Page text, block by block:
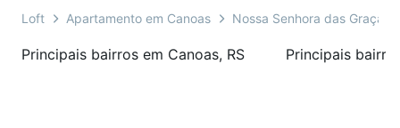
Loft Apartamento em Canoas Nossa Senhora das Graças
Principais bairros em Canoas, RS Principais